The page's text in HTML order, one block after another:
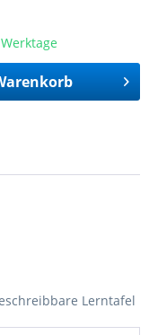
Lerntafel